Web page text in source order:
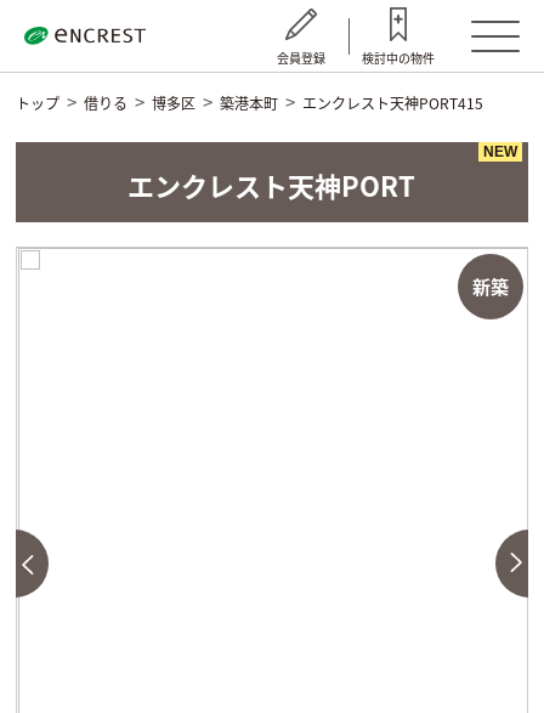
会員登録 検討中の物件
トップ 借りる 博多区 築港本町 エンクレスト天神PORT415
NEW
エンクレスト天神PORT
新築